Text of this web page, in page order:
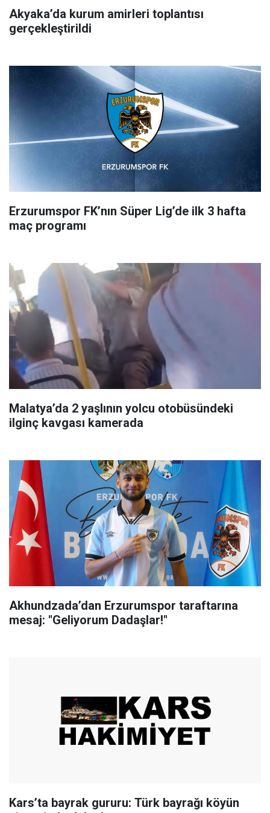
Akyaka’da kurum amirleri toplantısı
gerçekleştirildi
Erzurumspor FK’nın Süper Lig’de ilk 3 hafta
maç programı
Malatya’da 2 yaşlının yolcu otobüsündeki
ilginç kavgası kamerada
Akhundzada’dan Erzurumspor taraftarına
mesaj: "Geliyorum Dadaşlar!"
Kars’ta bayrak gururu: Türk bayrağı köyün